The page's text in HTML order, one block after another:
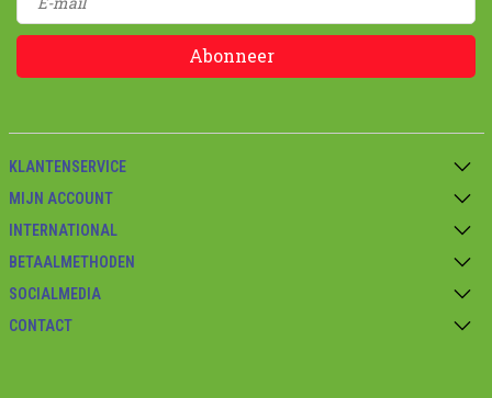
Abonneer
KLANTENSERVICE
MIJN ACCOUNT
INTERNATIONAL
BETAALMETHODEN
SOCIALMEDIA
CONTACT